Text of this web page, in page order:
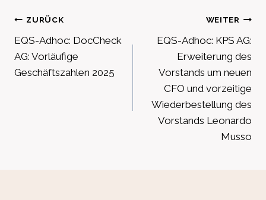
Beitragsnavigation
ZURÜCK
EQS-Adhoc: DocCheck
AG: Vorläufige
Geschäftszahlen 2025
WEITER
EQS-Adhoc: KPS AG:
Erweiterung des
Vorstands um neuen
CFO und vorzeitige
Wiederbestellung des
Vorstands Leonardo
Musso